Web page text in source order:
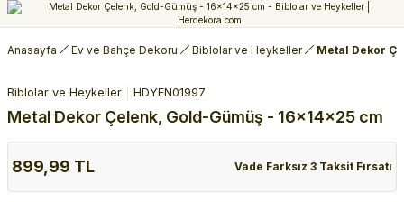
Anasayfa Ev ve Bahçe Dekoru Biblolar ve Heykeller Metal Dekor
Biblolar ve Heykeller HDYEN01997
Metal Dekor Çelenk, Gold-Gümüş - 16x14x25 cm
899,99 TL Vade Farksız 3 Taksit Fırsatı